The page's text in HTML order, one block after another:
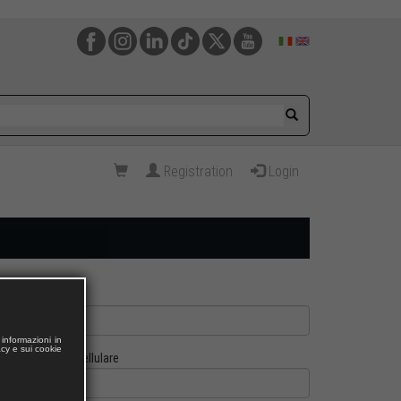
Registration Login
Cellulare
in
e sui cookie